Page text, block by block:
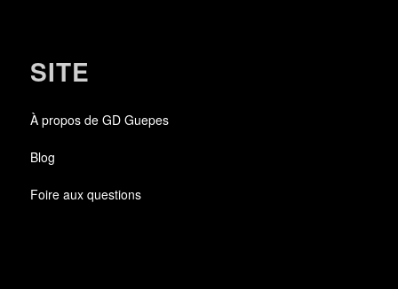
SITE
À propos de GD Guepes
Blog
Foire aux questions